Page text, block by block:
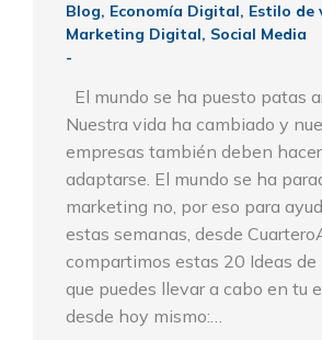
Blog, Economía Digital, Estilo de
Marketing Digital, Social Media
El mundo se ha puesto patas
Nuestra vida ha cambiado y
empresas también deben
adaptarse. El mundo se ha
marketing no, por eso para
estas semanas, desde
compartimos estas 20 Ideas
que puedes llevar a cabo en tu
desde hoy mismo:…